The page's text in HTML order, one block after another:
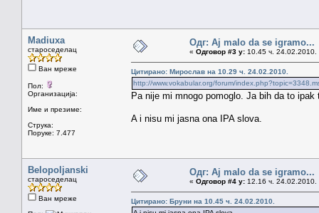
Madiuxa
староседелац
Ван мреже
Пол:
Организација:
Име и презиме:
Струка:
Поруке: 7.477
Одг: Aj malo da se igramo...
« Одговор #3 у: 10.45 ч. 24.02.2010.
Цитирано: Мирослав на 10.29 ч. 24.02.2010.
http://www.vokabular.org/forum/
Pa nije mi mnogo pomoglo. Ja bih da to ipak
A i nisu mi jasna ona IPA slova.
Belopoljanski
староседелац
Ван мреже
Одг: Aj malo da se igramo...
« Одговор #4 у: 12.16 ч. 24.02.2010.
Цитирано: Бруни на 10.45 ч. 24.02.2010.